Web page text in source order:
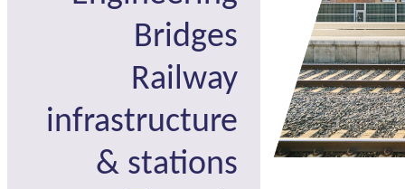
Bridges
Railway
infrastructure
& stations